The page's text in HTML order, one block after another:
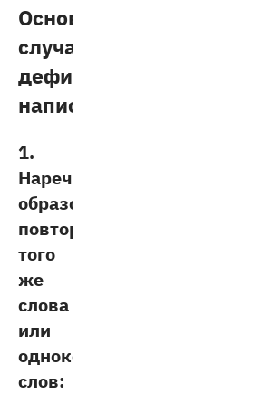
Основные
случаи
дефисного
написания:
1.
Наречия,
образованные
повторением
того
же
слова
или
однокоренных
слов: